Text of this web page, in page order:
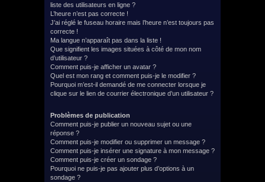
liste des utilisateurs en ligne ?
L’heure n’est pas correcte !
J’ai réglé le fuseau horaire mais l’heure n’est toujours pas
correcte !
Ma langue n’apparaît pas dans la liste !
Que signifient les images situées à côté de mon nom
d’utilisateur ?
Comment puis-je afficher un avatar ?
Quel est mon rang et comment puis-je le modifier ?
Pourquoi m’est-il demandé de me connecter lorsque je
clique sur le lien de courrier électronique d’un utilisateur ?
Problèmes de publication
Comment puis-je publier un nouveau sujet ou une
réponse ?
Comment puis-je modifier ou supprimer un message ?
Comment puis-je insérer une signature à mon message ?
Comment puis-je créer un sondage ?
Pourquoi ne puis-je pas ajouter plus d’options à un
sondage ?